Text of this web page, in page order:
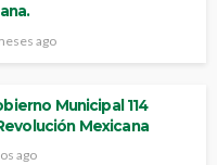
ago
Municipal 114
Mexicana
ago